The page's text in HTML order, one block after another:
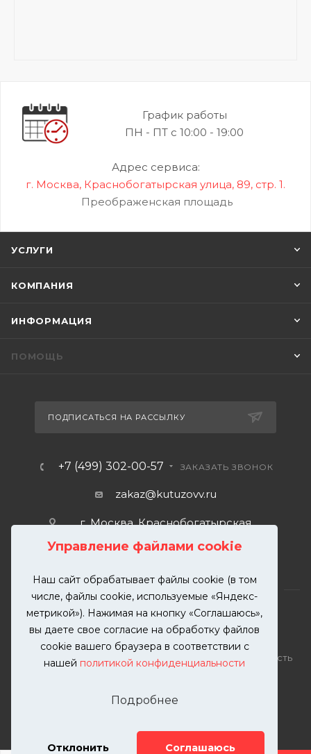
Управление файлами cookie
Наш сайт обрабатывает файлы cookie (в том
числе, файлы cookie, используемые «Яндекс-
метрикой»). Нажимая на кнопку «Соглашаюсь»,
вы даете свое согласие на обработку файлов
cookie вашего браузера в соответствии с
нашей политикой конфиденциальности
Подробнее
Отклонить Соглашаюсь
График работы
ПН - ПТ с 10:00 - 19:00
Адрес сервиса:
г. Москва, Краснобогатырская улица, 89, стр. 1.
Преображенская площадь
УСЛУГИ
КОМПАНИЯ
ИНФОРМАЦИЯ
ПОМОЩЬ
ПОДПИСАТЬСЯ НА РАССЫЛКУ
+7 (499) 302-00-57 ЗАКАЗАТЬ ЗВОНОК
zakaz@kutuzovv.ru
г. Москва, Краснобогатырская
2026 © KUTUZOVV | Кузовной ремонт и покраска
автомобилей. Вся информация на сайте – собственность
разрешения запрещена. Все права защищены.
Телефон: 8(499)-302-00-57